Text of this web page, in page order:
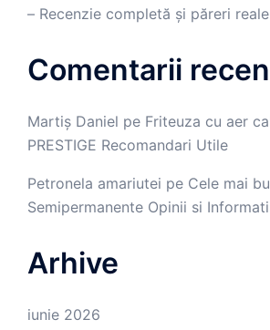
– Recenzie completă și păreri reale
Comentarii
Martiș Daniel pe Friteuza cu aer
PRESTIGE Recomandari Utile
Petronela amariutei pe Cele mai
Semipermanente Opinii si
Arhive
iunie 2026